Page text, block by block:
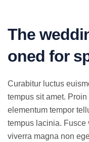
The
oned for
Curabitur luctus
tempus sit amet.
elementum tempor
tempus lacinia. Fusce
viverra magna non